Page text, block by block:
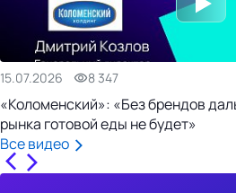
15.07.2026 8 347
«Коломенский»: «Без брендов
рынка готовой еды не будет»
Все видео